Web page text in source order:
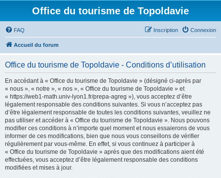
Office du tourisme de Topoldavie
FAQ Connexion
Inscription
Accueil du forum
Office du tourisme de Topoldavie - Conditions d’utilisation
En accédant à « Office du tourisme de Topoldavie » (désigné ci-après par
« nous », « notre », « nos », « Office du tourisme de Topoldavie » et
« https://web1-math.univ-lyon1.fr/prepa-agreg »), vous acceptez d’être
légalement responsable des conditions suivantes. Si vous n’acceptez pas
d’être légalement responsable de toutes les conditions suivantes, veuillez ne
pas utiliser et accéder à « Office du tourisme de Topoldavie ». Nous pouvons
modifier ces conditions à n’importe quel moment et nous essaierons de vous
informer de ces modifications, bien que nous vous conseillons de vérifier
régulièrement par vous-même. En effet, si vous continuez à participer à
« Office du tourisme de Topoldavie » après que des modifications aient été
effectuées, vous acceptez d’être légalement responsable des conditions
modifiées et mises à jour.